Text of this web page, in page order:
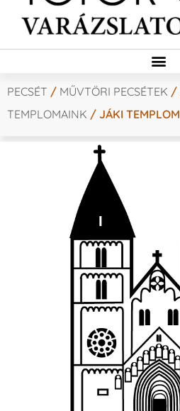
PECSÉT / MŰVTÖRI PECSÉTEK /
TEMPLOMAINK / JÁKI TEMPLOM